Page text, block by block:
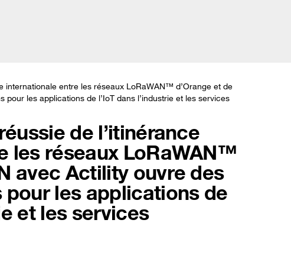
internationale entre les réseaux LoRaWAN™ d’Orange et de
les applications de l’IoT dans l’industrie et les services
de l’itinérance
les réseaux LoRaWAN™
avec Actility ouvre des
pour les applications de
et les services